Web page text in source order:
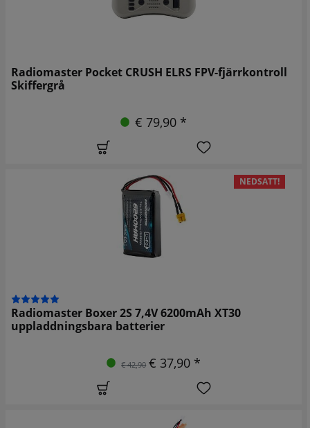
Radiomaster Pocket CRUSH ELRS FPV-fjärrkontroll
Skiffergrå
€ 79,90 *
NEDSATT!
Radiomaster Boxer 2S 7,4V 6200mAh XT30
uppladdningsbara batterier
€ 42,90 € 37,90 *